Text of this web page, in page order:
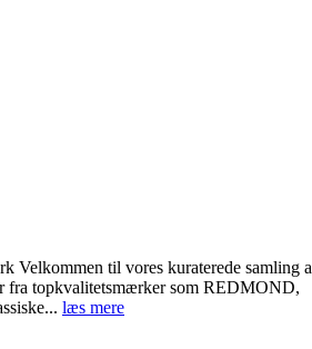
Velkommen til vores kuraterede samling
fra topkvalitetsmærker som REDMOND,
læs mere